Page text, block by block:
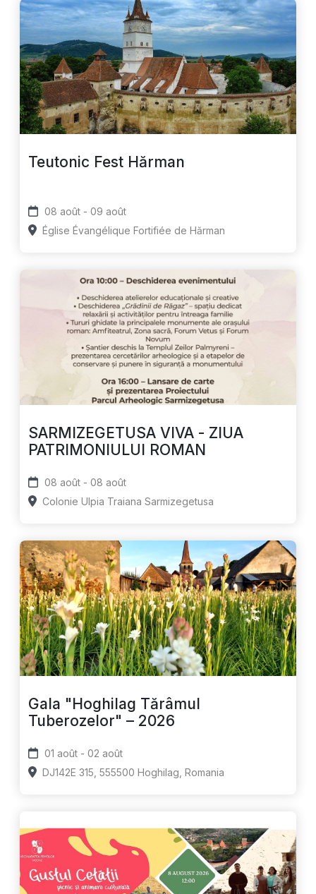
Teutonic Fest Hărman
08 août - 09 août
Église Évangélique Fortifiée de Hărman
SARMIZEGETUSA VIVA - ZIUA
PATRIMONIULUI ROMAN
08 août - 08 août
Colonie Ulpia Traiana Sarmizegetusa
Gala "Hoghilag Tărâmul
Tuberozelor" – 2026
01 août - 02 août
DJ142E 315, 555500 Hoghilag, Romania